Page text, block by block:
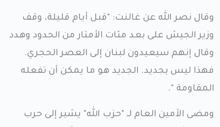
وقال نصر الله عن غالنت: "قبل أيام قليلة، وقف
وزير الجيش على بعد مئات الأمتار من الحدود وهدد
وقال إنهم سيعيدون لبنان إلى العصر الحجري.
فهذا ليس بجديد. الجديد هو ما يمكن أن تفعله
المقاومة ".
ومضى الأمين العام لـ "حزب الله" يشير إلى حرب